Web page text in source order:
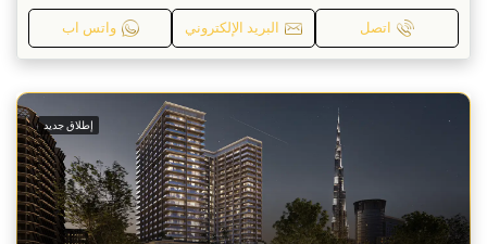
اتصل البريد الإلكتروني واتس اب
إطلاق جديد